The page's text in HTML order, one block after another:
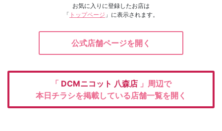
お気に入りに登録したお店は
「 トップページ 」に表示されます。
公式店舗ページを開く
「 DCMニコット 八森店 」周辺で
本日チラシを掲載している店舗一覧を開く